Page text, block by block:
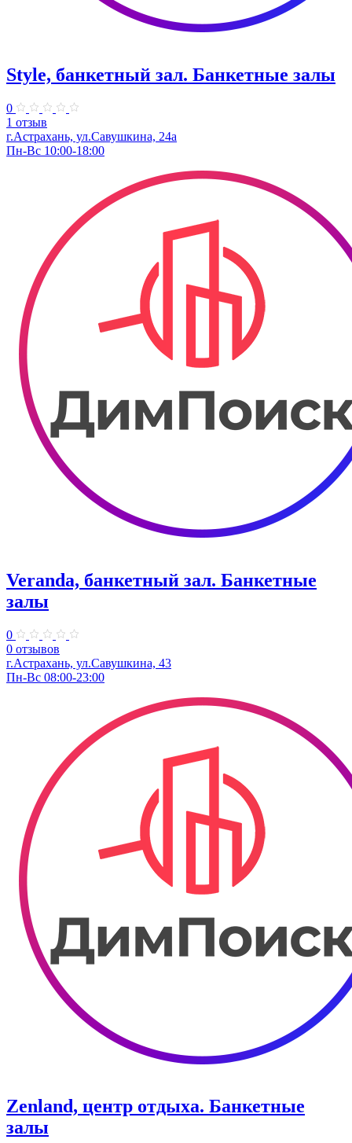
Style, банкетный зал. Банкетные залы
0
1 отзыв
г.Астрахань, ул.Савушкина, 24а
Пн-Вс 10:00-18:00
Veranda, банкетный зал. Банкетные
залы
0
0 отзывов
г.Астрахань, ул.Савушкина, 43
Пн-Вс 08:00-23:00
Zenland, центр отдыха. Банкетные
залы